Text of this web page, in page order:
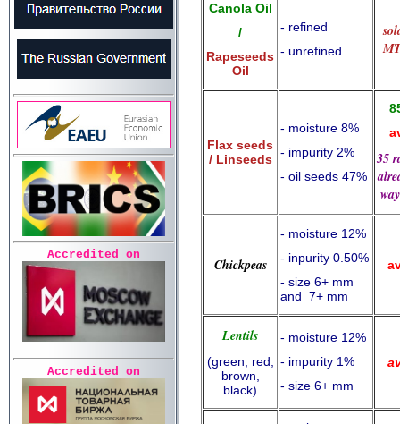
Accredited on
Accredited on
Canola Oil
/
Rapeseeds
Oil
- refined
- unrefined
Flax seeds
/ Linseeds
- moisture 8%
- impurity 2%
- oil seeds 47%
35
Chickpeas
- moisture 12%
- inpurity 0.50%
- size 6+ mm
and 7+ mm
Lentils
(green, red,
brown,
black)
- moisture 12%
- impurity 1%
- size 6+ mm